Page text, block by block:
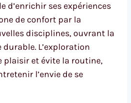
d’enrichir ses expériences
de confort par la
disciplines, ouvrant la
L’exploration
plaisir et évite la routine,
l’envie de se